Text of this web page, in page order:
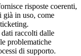
risposte coerenti,
già in uso, come
dati raccolti dalle
problematiche
di supporto.